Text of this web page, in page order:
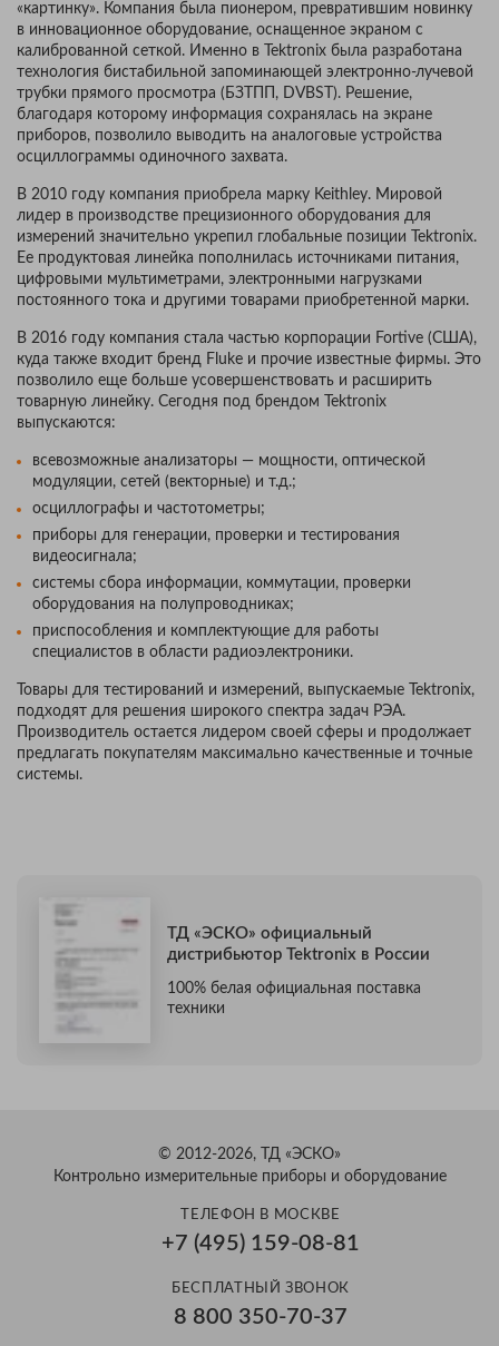
«картинку». Компания была пионером, превратившим новинку
в инновационное оборудование, оснащенное экраном с
калиброванной сеткой. Именно в Tektronix была разработана
технология бистабильной запоминающей электронно-лучевой
трубки прямого просмотра (БЗТПП, DVBST). Решение,
благодаря которому информация сохранялась на экране
приборов, позволило выводить на аналоговые устройства
осциллограммы одиночного захвата.
В 2010 году компания приобрела марку Keithley. Мировой
лидер в производстве прецизионного оборудования для
измерений значительно укрепил глобальные позиции Tektronix.
Ее продуктовая линейка пополнилась источниками питания,
цифровыми мультиметрами, электронными нагрузками
постоянного тока и другими товарами приобретенной марки.
В 2016 году компания стала частью корпорации Fortive (США),
куда также входит бренд Fluke и прочие известные фирмы. Это
позволило еще больше усовершенствовать и расширить
товарную линейку. Сегодня под брендом Tektronix
выпускаются:
всевозможные анализаторы — мощности, оптической
модуляции, сетей (векторные) и т.д.;
осциллографы и частотометры;
приборы для генерации, проверки и тестирования
видеосигнала;
системы сбора информации, коммутации, проверки
оборудования на полупроводниках;
приспособления и комплектующие для работы
специалистов в области радиоэлектроники.
Товары для тестирований и измерений, выпускаемые Tektronix,
подходят для решения широкого спектра задач РЭА.
Производитель остается лидером своей сферы и продолжает
предлагать покупателям максимально качественные и точные
системы.
ТД «ЭСКО» официальный
дистрибьютор Tektronix в России
100% белая официальная поставка
техники
© 2012-2026, ТД «ЭСКО»
Контрольно измерительные приборы и оборудование
ТЕЛЕФОН В МОСКВЕ
+7 (495) 159-08-81
БЕСПЛАТНЫЙ ЗВОНОК
8 800 350-70-37